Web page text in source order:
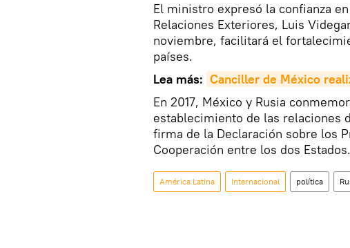
El ministro expresó la confianza
Relaciones Exteriores, Luis
noviembre, facilitará el
países.
Lea más: Canciller de México
En 2017, México y Rusia
establecimiento de las relaciones
firma de la Declaración sobre los
Cooperación entre los dos Estados.
América Latina Internacional política